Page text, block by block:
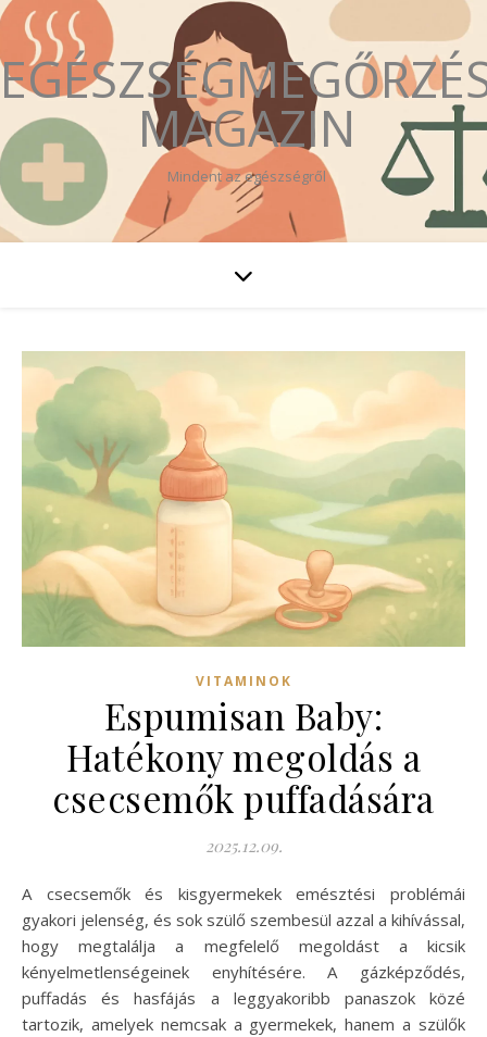
MAGAZIN
Mindent az egészségről
VITAMINOK
Espumisan Baby:
Hatékony megoldás a
csecsemők puffadására
2025.12.09.
A csecsemők és kisgyermekek emésztési problémái
gyakori jelenség, és sok szülő szembesül azzal a kihívással,
hogy megtalálja a megfelelő megoldást a kicsik
kényelmetlenségeinek enyhítésére. A gázképződés,
puffadás és hasfájás a leggyakoribb panaszok közé
tartozik, amelyek nemcsak a gyermekek, hanem a szülők